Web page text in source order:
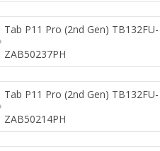
Tab P11 Pro (2nd Gen) TB132FU-
ZAB50237PH
Tab P11 Pro (2nd Gen) TB132FU-
ZAB50214PH